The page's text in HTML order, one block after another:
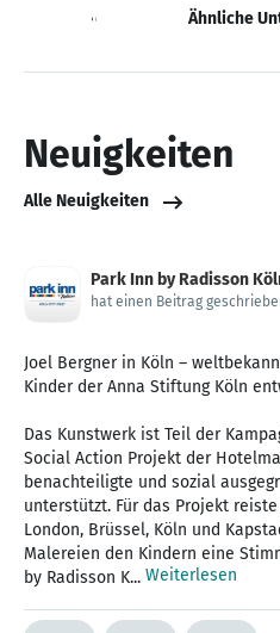
Neuigkeiten Ähnliche
Neuigkeiten
Alle Neuigkeiten
Park Inn by Radisson
hat einen Beitrag
Joel Bergner in Köln –
Kinder der Anna Stiftung Köln
Das Kunstwerk ist Teil der
Social Action Projekt der
benachteiligte und sozial
unterstützt. Für das Projekt
London, Brüssel, Köln und
Malereien den Kindern eine
by Radisson K... Weiterlesen